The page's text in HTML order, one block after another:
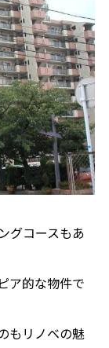
グコースもあ
ア的な物件で
もリノベの魅